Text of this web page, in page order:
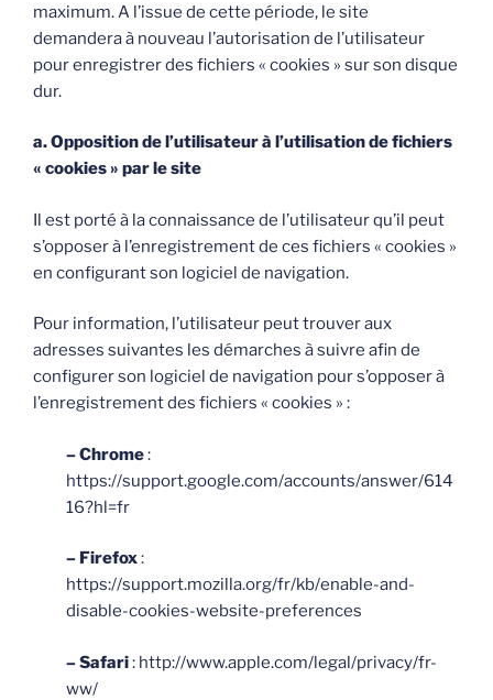
maximum. A l’issue de cette période, le site
demandera à nouveau l’autorisation de l’utilisateur
pour enregistrer des fichiers « cookies » sur son disque
dur.
a. Opposition de l’utilisateur à l’utilisation de fichiers
« cookies » par le site
Il est porté à la connaissance de l’utilisateur qu’il peut
s’opposer à l’enregistrement de ces fichiers « cookies »
en configurant son logiciel de navigation.
Pour information, l’utilisateur peut trouver aux
adresses suivantes les démarches à suivre afin de
configurer son logiciel de navigation pour s’opposer à
l’enregistrement des fichiers « cookies » :
– Chrome:
https://support.google.com/accounts/answer/614
16?hl=fr
– Firefox:
https://support.mozilla.org/fr/kb/enable-and-
disable-cookies-website-preferences
– Safari: http://www.apple.com/legal/privacy/fr-
ww/